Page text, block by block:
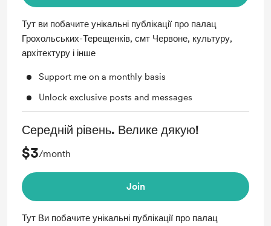
Тут ви побачите унікальні публікації про палац
Грохольських-Терещенків, смт Червоне, культуру,
архітектуру і інше
Support me on a monthly basis
Unlock exclusive posts and messages
Середній рівень. Велике дякую!
$3/month
Join
Тут Ви побачите унікальні публікації про палац